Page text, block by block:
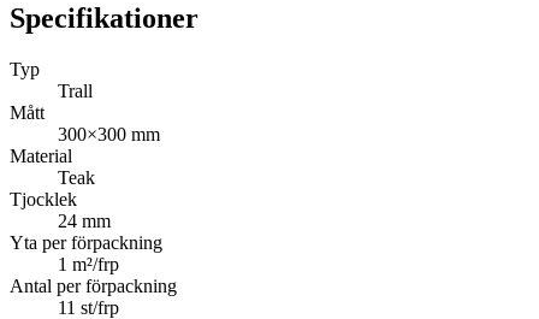
Specifikationer
Typ
Trall
Mått
300×300 mm
Material
Teak
Tjocklek
24 mm
Yta per förpackning
1 m²/frp
Antal per förpackning
11 st/frp